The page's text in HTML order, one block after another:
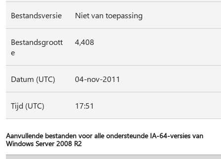
Bestandsversie Niet van toepassing
Bestandsgroott
e
4,408
Datum (UTC) 04-nov-2011
Tijd (UTC) 17:51
Aanvullende bestanden voor alle ondersteunde IA-64-versies van
Windows Server 2008 R2